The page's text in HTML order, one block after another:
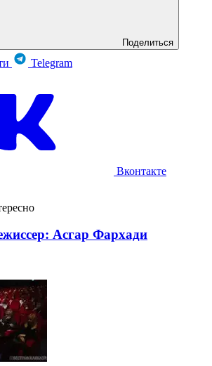
Поделиться
Telegram
Вконтакте
Асгар Фархади